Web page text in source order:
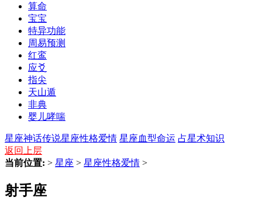
算命
宝宝
特异功能
周易预测
红鸾
应爻
指尖
天山遁
非典
婴儿哮喘
星座神话传说星座性格爱情 星座血型命运 占星术知识
返回上层
当前位置: > 星座 > 星座性格爱情 >
射手座